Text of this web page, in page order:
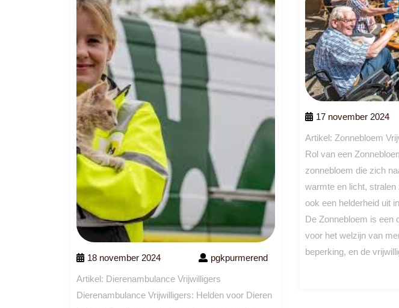
18 november 2024 pgkpurmerend
Artikel: Dierenambulance Vrijwilligers
Dierenambulance Vrijwilligers: Helden voor Dieren
17 november 2024
Artikel: Zonnebloem
Rol van een
zonnebloem die zich
warmte en licht,
ook een helderheid uit
De Zonnebloem is een
voor het welzijn van
beperking, en de